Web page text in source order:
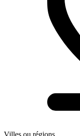
Villes ou régions